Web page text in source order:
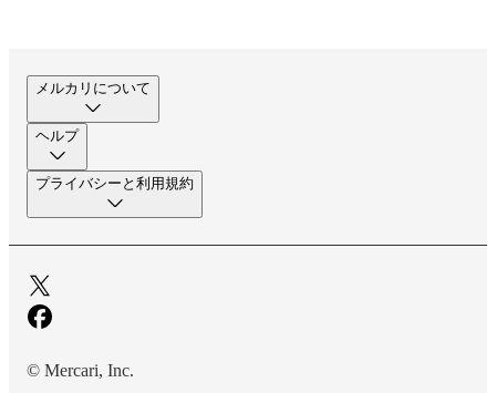
メルカリについて
ヘルプ
プライバシーと利用規約
© Mercari, Inc.